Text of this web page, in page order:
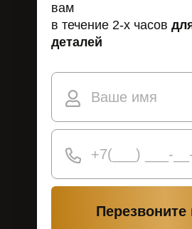
вам
в течение 2-х часов
деталей
Перезвоните